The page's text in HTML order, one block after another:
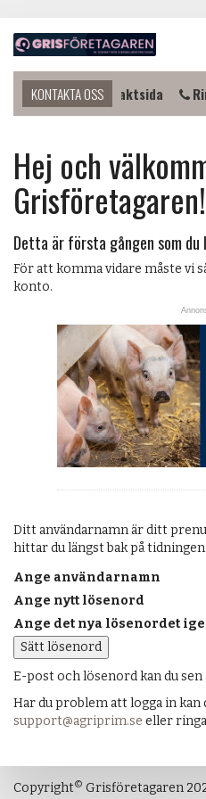
NYHETER
KALENDER
LÄNKAR
ANNONSERA
PRENUMERERA
FÖRENINGEN
KONTAKTA OSS
i kontakt? Kontaktsida
Hej och
Grisföretagaren!
Detta är första gången som du
För att komma vidare måste vi
konto.
Ditt användarnamn är ditt
hittar du längst bak på tidningen.
Ange användarnamn
Ange nytt lösenord
Ange det nya lösenordet
E-post och lösenord kan du
Har du problem att logga in kan
support@agriprim.se eller ringa
Copyright© Grisföretagaren